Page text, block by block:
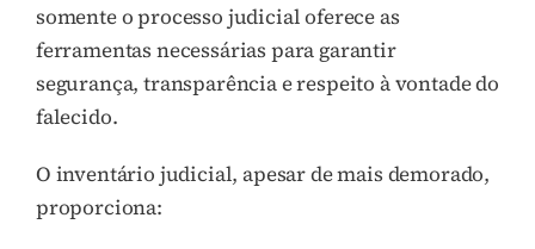
somente o processo judicial oferece as
ferramentas necessárias para garantir
segurança, transparência e respeito à vontade do
falecido.
O inventário judicial, apesar de mais demorado,
proporciona: